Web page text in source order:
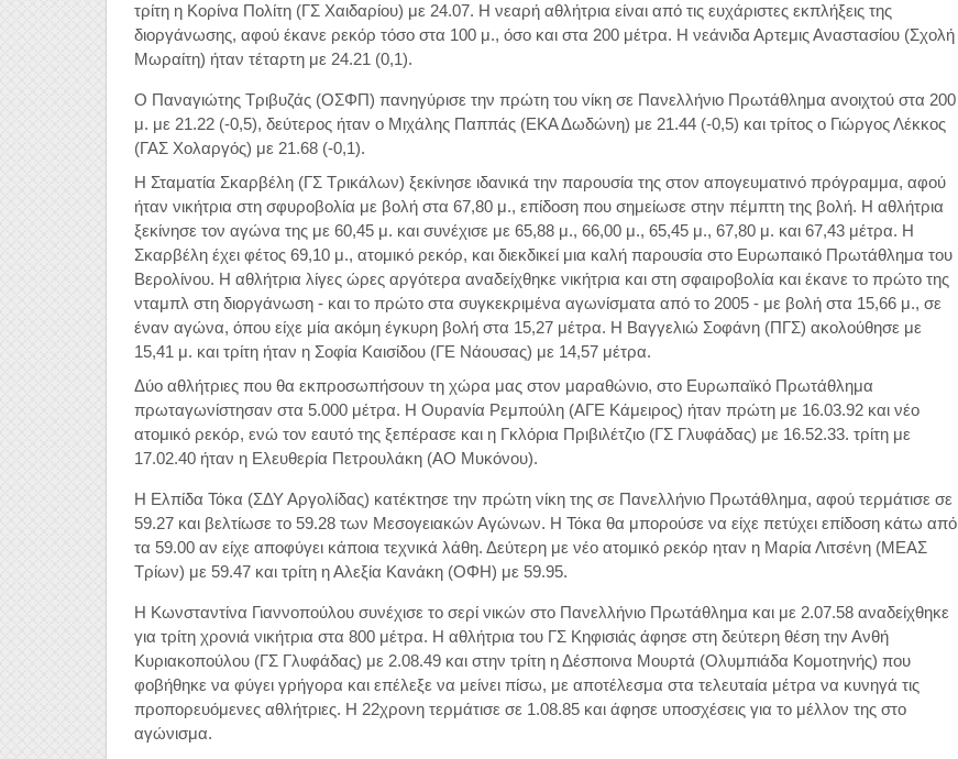
τρίτη η Κορίνα Πολίτη (ΓΣ Χαιδαρίου) με 24.07. Η νεαρή αθλήτρια είναι από τις ευχάριστες εκπλήξεις της
διοργάνωσης, αφού έκανε ρεκόρ τόσο στα 100 μ., όσο και στα 200 μέτρα. Η νεάνιδα Αρτεμις Αναστασίου (Σχολή
Μωραίτη) ήταν τέταρτη με 24.21 (0,1).
Ο Παναγιώτης Τριβυζάς (ΟΣΦΠ) πανηγύρισε την πρώτη του νίκη σε Πανελλήνιο Πρωτάθλημα ανοιχτού στα 200
μ. με 21.22 (-0,5), δεύτερος ήταν ο Μιχάλης Παππάς (ΕΚΑ Δωδώνη) με 21.44 (-0,5) και τρίτος ο Γιώργος Λέκκος
(ΓΑΣ Χολαργός) με 21.68 (-0,1).
Η Σταματία Σκαρβέλη (ΓΣ Τρικάλων) ξεκίνησε ιδανικά την παρουσία της στον απογευματινό πρόγραμμα, αφού
ήταν νικήτρια στη σφυροβολία με βολή στα 67,80 μ., επίδοση που σημείωσε στην πέμπτη της βολή. Η αθλήτρια
ξεκίνησε τον αγώνα της με 60,45 μ. και συνέχισε με 65,88 μ., 66,00 μ., 65,45 μ., 67,80 μ. και 67,43 μέτρα. Η
Σκαρβέλη έχει φέτος 69,10 μ., ατομικό ρεκόρ, και διεκδικεί μια καλή παρουσία στο Ευρωπαικό Πρωτάθλημα του
Βερολίνου. Η αθλήτρια λίγες ώρες αργότερα αναδείχθηκε νικήτρια και στη σφαιροβολία και έκανε το πρώτο της
νταμπλ στη διοργάνωση - και το πρώτο στα συγκεκριμένα αγωνίσματα από το 2005 - με βολή στα 15,66 μ., σε
έναν αγώνα, όπου είχε μία ακόμη έγκυρη βολή στα 15,27 μέτρα. Η Βαγγελιώ Σοφάνη (ΠΓΣ) ακολούθησε με
15,41 μ. και τρίτη ήταν η Σοφία Καισίδου (ΓΕ Νάουσας) με 14,57 μέτρα.
Δύο αθλήτριες που θα εκπροσωπήσουν τη χώρα μας στον μαραθώνιο, στο Ευρωπαϊκό Πρωτάθλημα
πρωταγωνίστησαν στα 5.000 μέτρα. Η Ουρανία Ρεμπούλη (ΑΓΕ Κάμειρος) ήταν πρώτη με 16.03.92 και νέο
ατομικό ρεκόρ, ενώ τον εαυτό της ξεπέρασε και η Γκλόρια Πριβιλέτζιο (ΓΣ Γλυφάδας) με 16.52.33. τρίτη με
17.02.40 ήταν η Ελευθερία Πετρουλάκη (ΑΟ Μυκόνου).
Η Ελπίδα Τόκα (ΣΔΥ Αργολίδας) κατέκτησε την πρώτη νίκη της σε Πανελλήνιο Πρωτάθλημα, αφού τερμάτισε σε
59.27 και βελτίωσε το 59.28 των Μεσογειακών Αγώνων. Η Τόκα θα μπορούσε να είχε πετύχει επίδοση κάτω από
τα 59.00 αν είχε αποφύγει κάποια τεχνικά λάθη. Δεύτερη με νέο ατομικό ρεκόρ ηταν η Μαρία Λιτσένη (ΜΕΑΣ
Τρίων) με 59.47 και τρίτη η Αλεξία Κανάκη (ΟΦΗ) με 59.95.
Η Κωνσταντίνα Γιαννοπούλου συνέχισε το σερί νικών στο Πανελλήνιο Πρωτάθλημα και με 2.07.58 αναδείχθηκε
για τρίτη χρονιά νικήτρια στα 800 μέτρα. Η αθλήτρια του ΓΣ Κηφισιάς άφησε στη δεύτερη θέση την Ανθή
Κυριακοπούλου (ΓΣ Γλυφάδας) με 2.08.49 και στην τρίτη η Δέσποινα Μουρτά (Ολυμπιάδα Κομοτηνής) που
φοβήθηκε να φύγει γρήγορα και επέλεξε να μείνει πίσω, με αποτέλεσμα στα τελευταία μέτρα να κυνηγά τις
προπορευόμενες αθλήτριες. Η 22χρονη τερμάτισε σε 1.08.85 και άφησε υποσχέσεις για το μέλλον της στο
αγώνισμα.